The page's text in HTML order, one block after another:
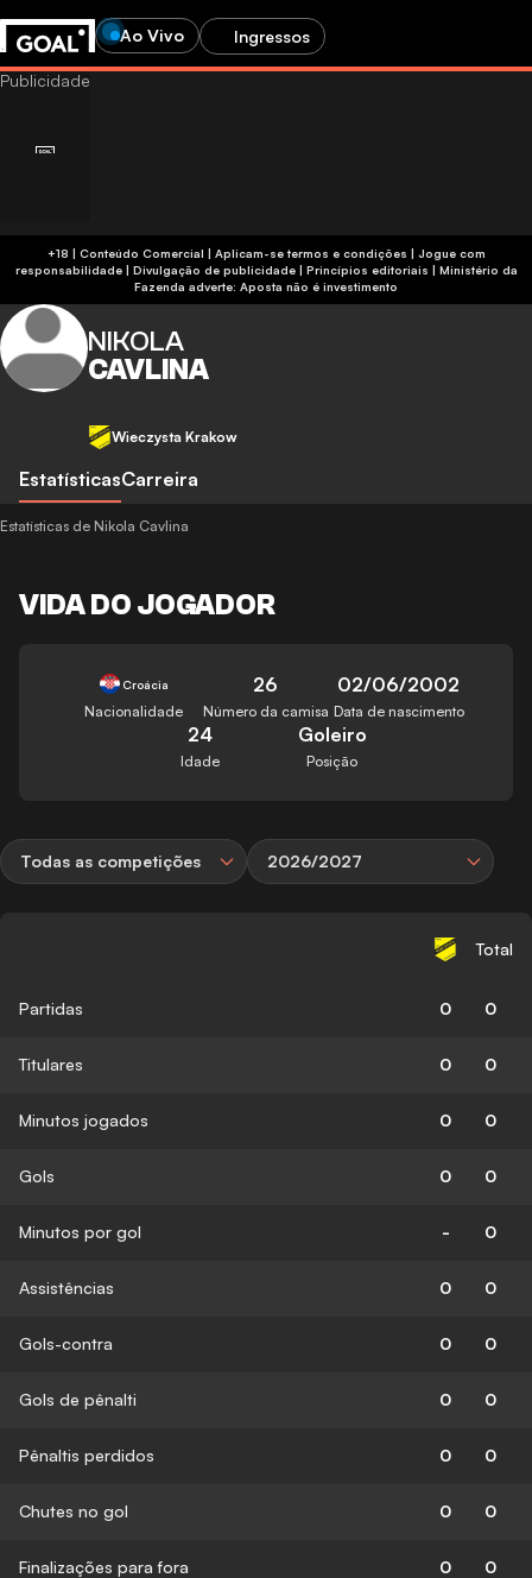
Ao Vivo Ingressos
+18 | Conteúdo Comercial | Aplicam-se termos e condições | Jogue com
responsabilidade| Divulgação de publicidade| Princípios editoriais | Ministério da
Fazenda adverte: Aposta não é investimento
NIKOLA
CAVLINA
Wieczysta Krakow
EstatísticasCarreira
Estatísticas de Nikola Cavlina
VIDA DO JOGADOR
Croácia
Nacionalidade
26
Número da camisa
02/06/2002
Data de nascimento
24
Idade
Goleiro
Posição
Todas as competições 2026/2027
Total
Partidas 0 0
Titulares 0 0
Minutos jogados 0 0
Gols 0 0
Minutos por gol - 0
Assistências 0 0
Gols-contra 0 0
Gols de pênalti 0 0
Pênaltis perdidos 0 0
Chutes no gol 0 0
Finalizações para fora 0 0